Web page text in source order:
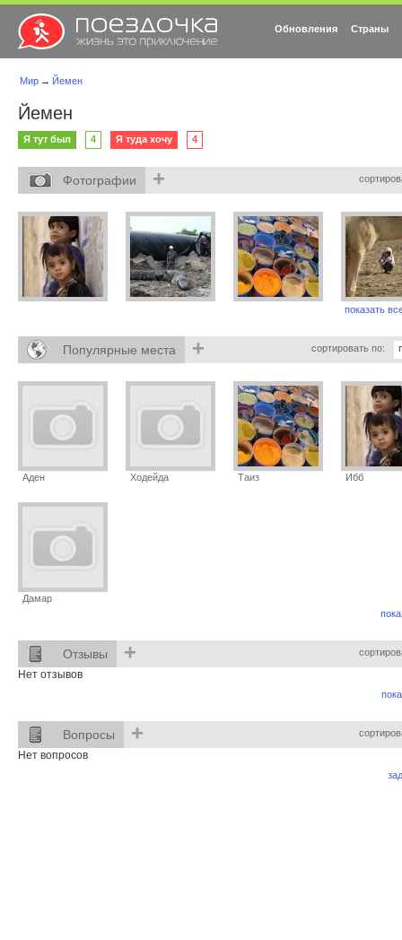
Обновления Страны
Мир → Йемен
Йемен
Я тут был 4 Я туда хочу 4
Фотографии +
показать
Популярные места + сортировать по:
Аден Ходейда Таиз Ибб
Дамар
Отзывы +
Нет отзывов
Вопросы +
Нет вопросов